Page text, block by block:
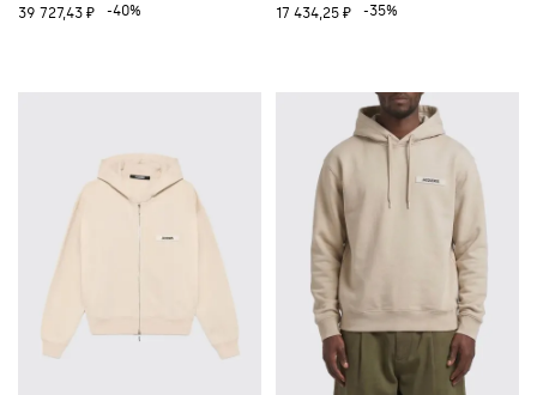
39 727,43 ₽
-40%
17 434,25 ₽
-35%